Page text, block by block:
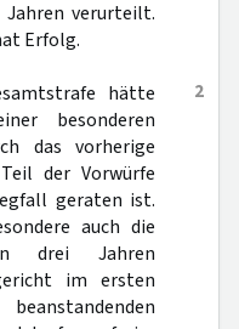
verurteilt.
Erfolg.
2
hätte
besonderen
das vorherige
der Vorwürfe
geraten ist.
auch die
drei Jahren
im ersten